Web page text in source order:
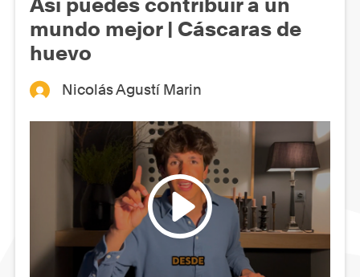
Así puedes contribuir a un
mundo mejor | Cáscaras de
huevo
Nicolás Agustí Marin